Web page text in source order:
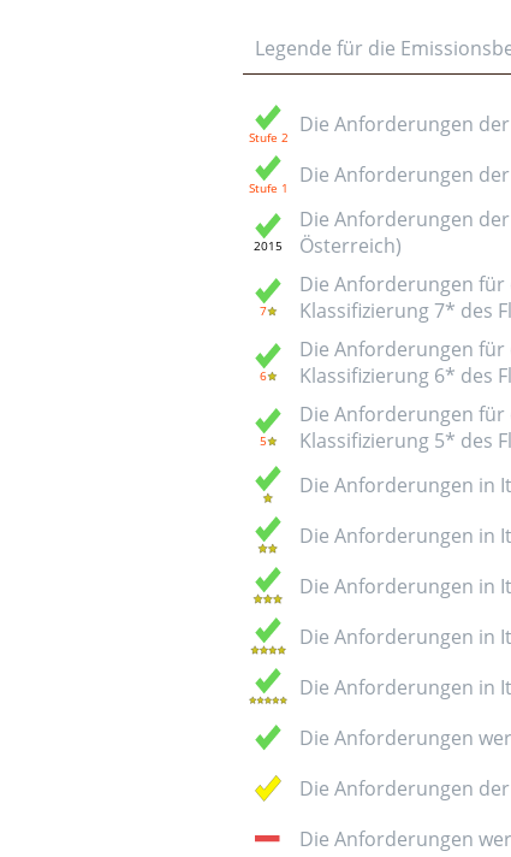
Legende für die
Die Anforderungen
Die Anforderungen
Die Anforderungen
Österreich)
Die Anforderungen für
Klassifizierung 7* des
Die Anforderungen für
Klassifizierung 6* des
Die Anforderungen für
Klassifizierung 5* des
Die Anforderungen in
Die Anforderungen in
Die Anforderungen in
Die Anforderungen in
Die Anforderungen in
Die Anforderungen
Die Anforderungen
Die Anforderungen